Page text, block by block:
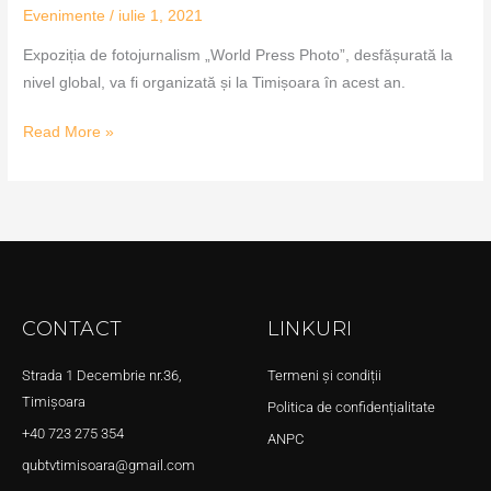
Evenimente / iulie 1, 2021
Expoziția de fotojurnalism „World Press Photo”, desfășurată la
nivel global, va fi organizată și la Timișoara în acest an.
Read More »
CONTACT
Strada 1 Decembrie nr.36,
Timișoara
+40 723 275 354
qubtvtimisoara@gmail.com
LINKURI
Termeni și condiții
Politica de confidențialitate
ANPC